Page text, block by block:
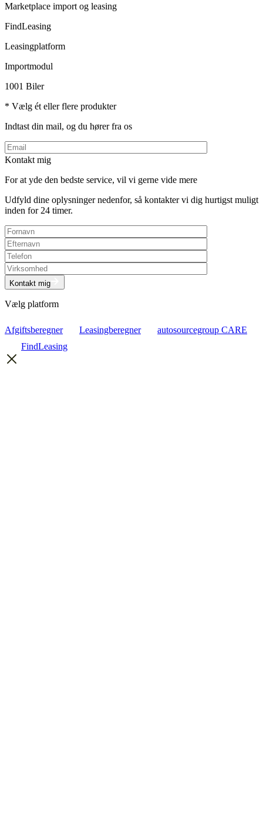
Marketplace import og leasing
FindLeasing
Leasingplatform
Importmodul
1001 Biler
* Vælg ét eller flere produkter
Indtast din mail, og du hører fra os
Kontakt mig
For at yde den bedste service, vil vi gerne vide mere
Udfyld dine oplysninger nedenfor, så kontakter vi dig hurtigst muligt
inden for 24 timer.
Kontakt mig
Vælg platform
Afgiftsberegner Leasingberegner
autosourcegroup CARE
FindLeasing